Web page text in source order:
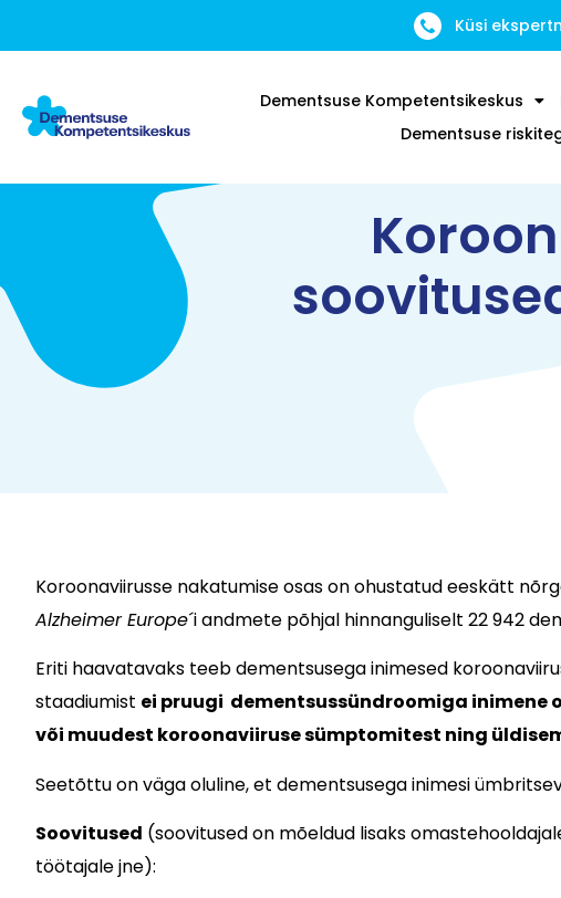
Küsi
Dementsuse Kompetentsikeskus
Dementsuse
Koroonaviirusse nakatumise osas on ohustatud eeskätt
Alzheimer Europe´i andmete põhjal hinnanguliselt 22 942
Eriti haavatavaks teeb dementsusega inimesed
staadiumist ei pruugi dementsussündroomiga
või muudest koroonaviiruse sümptomitest ning
Seetõttu on väga oluline, et dementsusega inimesi
Soovitused (soovitused on mõeldud lisaks
töötajale jne):